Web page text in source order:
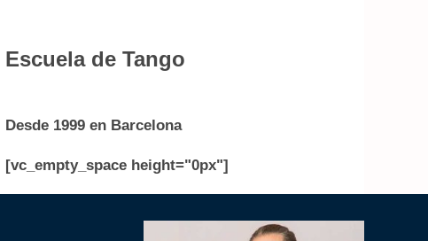
Escuela de Tango
Desde 1999 en Barcelona
[vc_empty_space height="0px"]